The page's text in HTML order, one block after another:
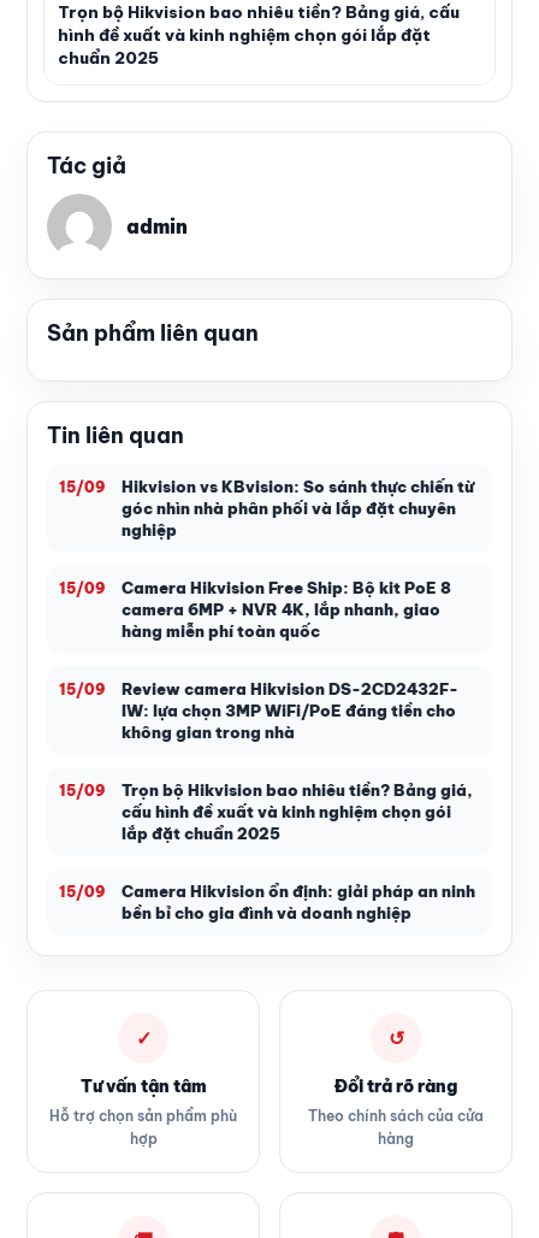
Trọn bộ Hikvision bao nhiêu tiền? Bảng giá, cấu
hình đề xuất và kinh nghiệm chọn gói lắp đặt
chuẩn 2025
Tác giả
admin
Sản phẩm liên quan
Tin liên quan
15/09
Hikvision vs KBvision: So sánh thực chiến từ
góc nhìn nhà phân phối và lắp đặt chuyên
nghiệp
15/09
Camera Hikvision Free Ship: Bộ kit PoE 8
camera 6MP + NVR 4K, lắp nhanh, giao
hàng miễn phí toàn quốc
15/09
Review camera Hikvision DS-2CD2432F-
IW: lựa chọn 3MP WiFi/PoE đáng tiền cho
không gian trong nhà
15/09
Trọn bộ Hikvision bao nhiêu tiền? Bảng giá,
cấu hình đề xuất và kinh nghiệm chọn gói
lắp đặt chuẩn 2025
15/09
Camera Hikvision ổn định: giải pháp an ninh
bền bỉ cho gia đình và doanh nghiệp
✓
Tư vấn tận tâm
Hỗ trợ chọn sản phẩm phù
hợp
↺
Đổi trả rõ ràng
Theo chính sách của cửa
hàng